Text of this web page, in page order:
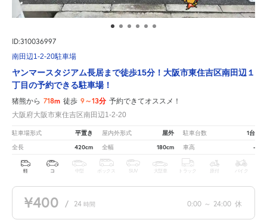
ID:310036997
南田辺1-2-20駐車場
ヤンマースタジアム長居まで徒歩15分！大阪市東住吉区南田辺１
丁目の予約できる駐車場！
猪熊から 718m 徒歩 9～13分 予約できてオススメ！
大阪府大阪市東住吉区南田辺1-2-20
駐車場形式 平置き 屋内外形式 屋外 駐車台数 1台
全長 420cm 全幅 180cm 車高 -
軽 コ 中型 ボックス SUV 大型車 トラック 原付 バイク
¥400 / 24 時間 0:00 ～ 24:00 休